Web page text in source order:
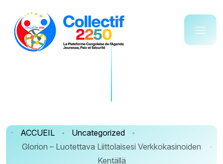
ACCUEIL
Uncategorized
Glorion – Luotettava Liittolaisesi Verkkokasinoiden
Kentällä